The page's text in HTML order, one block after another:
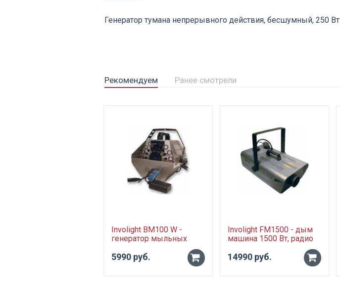
Генератор тумана непрерывного действия, бесшумный, 250 Вт
Рекомендуем Ранее смотрели
Involight BM100 W -
генератор мыльных
5990 руб. -
Involight FM1500 - дым
машина 1500 Вт, радио
14990 руб. -